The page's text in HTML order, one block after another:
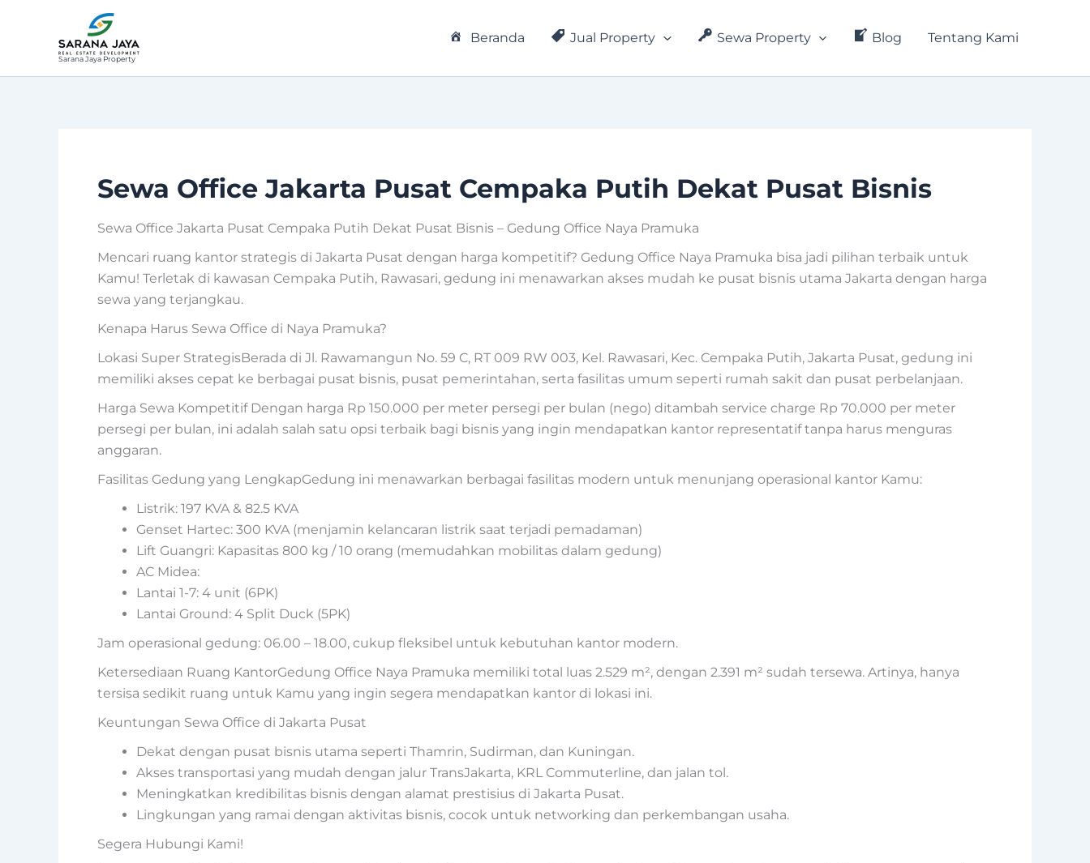
Sarana Jaya Property
Beranda Jual Property Sewa Property Blog Tentang Kami
Sewa Office Jakarta Pusat Cempaka Putih Dekat Pusat Bisnis
Sewa Office Jakarta Pusat Cempaka Putih Dekat Pusat Bisnis – Gedung Office Naya Pramuka
Mencari ruang kantor strategis di Jakarta Pusat dengan harga kompetitif? Gedung Office Naya Pramuka bisa jadi pilihan terbaik untuk
Kamu! Terletak di kawasan Cempaka Putih, Rawasari, gedung ini menawarkan akses mudah ke pusat bisnis utama Jakarta dengan harga
sewa yang terjangkau.
Kenapa Harus Sewa Office di Naya Pramuka?
Lokasi Super StrategisBerada di Jl. Rawamangun No. 59 C, RT 009 RW 003, Kel. Rawasari, Kec. Cempaka Putih, Jakarta Pusat, gedung ini
memiliki akses cepat ke berbagai pusat bisnis, pusat pemerintahan, serta fasilitas umum seperti rumah sakit dan pusat perbelanjaan.
Harga Sewa Kompetitif Dengan harga Rp 150.000 per meter persegi per bulan (nego) ditambah service charge Rp 70.000 per meter
persegi per bulan, ini adalah salah satu opsi terbaik bagi bisnis yang ingin mendapatkan kantor representatif tanpa harus menguras
anggaran.
Fasilitas Gedung yang LengkapGedung ini menawarkan berbagai fasilitas modern untuk menunjang operasional kantor Kamu:
Listrik: 197 KVA & 82.5 KVA
Genset Hartec: 300 KVA (menjamin kelancaran listrik saat terjadi pemadaman)
Lift Guangri: Kapasitas 800 kg / 10 orang (memudahkan mobilitas dalam gedung)
AC Midea:
Lantai 1-7: 4 unit (6PK)
Lantai Ground: 4 Split Duck (5PK)
Jam operasional gedung: 06.00 – 18.00, cukup fleksibel untuk kebutuhan kantor modern.
Ketersediaan Ruang KantorGedung Office Naya Pramuka memiliki total luas 2.529 m², dengan 2.391 m² sudah tersewa. Artinya, hanya
tersisa sedikit ruang untuk Kamu yang ingin segera mendapatkan kantor di lokasi ini.
Keuntungan Sewa Office di Jakarta Pusat
Dekat dengan pusat bisnis utama seperti Thamrin, Sudirman, dan Kuningan.
Akses transportasi yang mudah dengan jalur TransJakarta, KRL Commuterline, dan jalan tol.
Meningkatkan kredibilitas bisnis dengan alamat prestisius di Jakarta Pusat.
Lingkungan yang ramai dengan aktivitas bisnis, cocok untuk networking dan perkembangan usaha.
Segera Hubungi Kami!